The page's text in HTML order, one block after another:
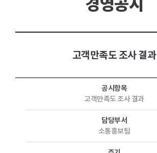
고객만족도 조사 결과
공시항목
고객만족도 조사 결과
담당부서
소통홍보팀